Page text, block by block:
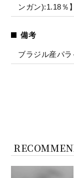
ンガン):1.18％】
備考
ブラジル産パ